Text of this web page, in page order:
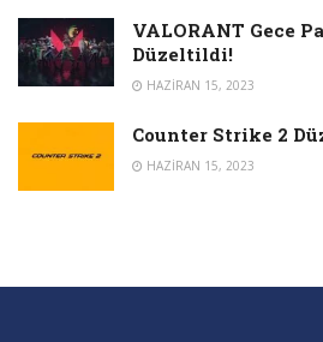
VALORANT Gece
Düzeltildi!
HAZIRAN 15, 2023
Counter Strike 2
HAZIRAN 15, 2023